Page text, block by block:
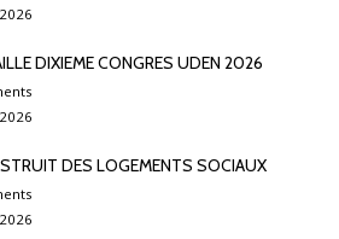
DIXIEME CONGRES UDEN 2026
DES LOGEMENTS SOCIAUX